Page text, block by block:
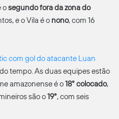
osegundo fora da zona do
e o Vila é o nono, com 16
com gol do atacante Luan
tempo. As duas equipes estão
amazonense é o18° colocado,
são o19°, com seis